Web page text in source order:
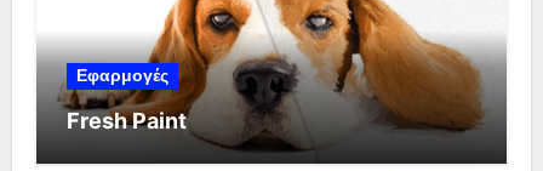
Εφαρμογές
Fresh Paint